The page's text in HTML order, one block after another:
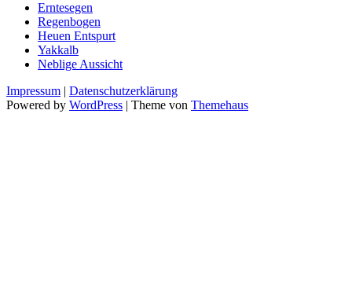
Erntesegen
Regenbogen
Heuen Entspurt
Yakkalb
Neblige Aussicht
Impressum | Datenschutzerklärung
Powered by WordPress | Theme von Themehaus